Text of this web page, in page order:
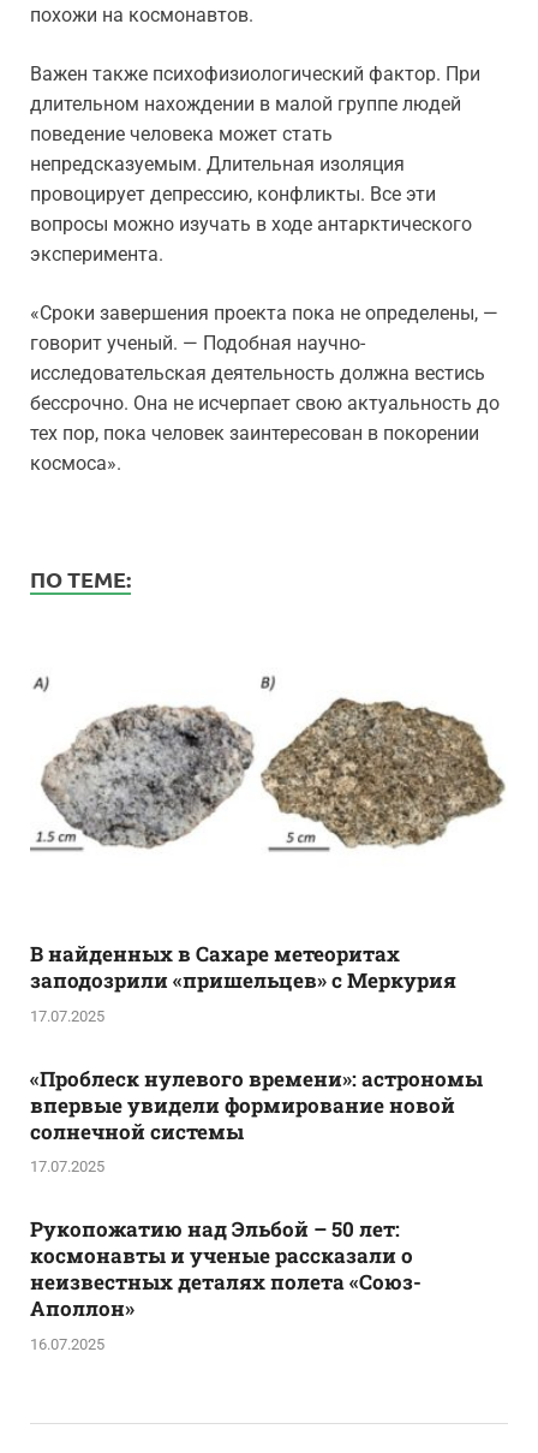
похожи на космонавтов.
Важен также психофизиологический фактор. При
длительном нахождении в малой группе людей
поведение человека может стать
непредсказуемым. Длительная изоляция
провоцирует депрессию, конфликты. Все эти
вопросы можно изучать в ходе антарктического
эксперимента.
«Сроки завершения проекта пока не определены, —
говорит ученый. — Подобная научно-
исследовательская деятельность должна вестись
бессрочно. Она не исчерпает свою актуальность до
тех пор, пока человек заинтересован в покорении
космоса».
ПО ТЕМЕ:
В найденных в Сахаре метеоритах
заподозрили «пришельцев» с Меркурия
17.07.2025
«Проблеск нулевого времени»: астрономы
впервые увидели формирование новой
солнечной системы
17.07.2025
Рукопожатию над Эльбой – 50 лет:
космонавты и ученые рассказали о
неизвестных деталях полета «Союз-
Аполлон»
16.07.2025